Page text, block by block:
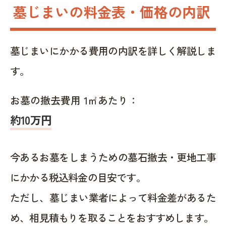
墓じまいの料金表・価格の内訳
墓じまいにかかる費用の内訳を詳しく解説しま
す。
お墓の撤去費用 1㎡あたり：
約10万円
今あるお墓をしまうための墓石撤去・更地工事
にかかる税込料金の目安です。
ただし、墓じまい業者によって料金差があるた
め、相見積もりを取ることをおすすめします。